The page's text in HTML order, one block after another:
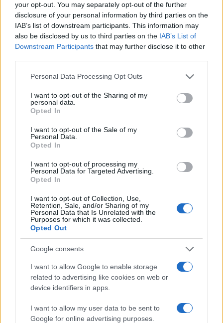
your opt-out. You may separately opt-out of the further
disclosure of your personal information by third parties on the
IAB’s list of downstream participants. This information may
also be disclosed by us to third parties on the IAB’s List of
Downstream Participants that may further disclose it to other
Please note that this website/app uses one or more Google
not limited to your visit or usage behaviour. You may click to
grant or deny consent to Google and its third-party tags to
use your data for below specified purposes in below Google
consent section.
Personal Data Processing Opt Outs
I want to opt-out of the Sharing of my
personal data.
Opted In
I want to opt-out of the Sale of my
Personal Data.
Opted In
I want to opt-out of processing my
Personal Data for Targeted Advertising.
Opted In
I want to opt-out of Collection, Use,
Retention, Sale, and/or Sharing of my
Personal Data that Is Unrelated with the
Purposes for which it was collected.
Opted Out
Google consents
I want to allow Google to enable storage
related to advertising like cookies on web or
device identifiers in apps.
I want to allow my user data to be sent to
Google for online advertising purposes.
AUTORE
AiAdhubMedia
Continua a leggere